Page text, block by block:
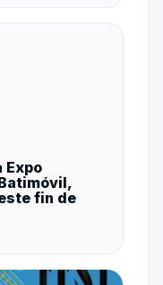
Expo
fin de